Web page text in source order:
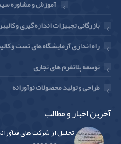
window
window
window
window
window
window
آموزش و مشاوره
بازرگانی تجهیزات اندازه گیری و
راه اندازی آزمایشگاه های تست و
توسعه پلاتفرم های تجاری
طراحی و تولید محصولات نوآورانه
آخرین اخبار و مطالب
تجلیل از شرکت های